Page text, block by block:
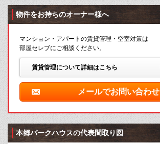
物件をお持ちのオーナー様へ
マンション・アパートの賃貸管理・空室対策は
部屋セレブにご相談ください。
賃貸管理について詳細はこちら
メールでお問い合わせ
本郷パークハウスの代表間取り図